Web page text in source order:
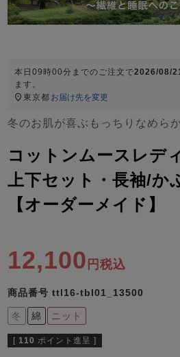
売れ筋ランキング
- Item Ranking -
すべての季節のパジャマ一
すべてのキッ
パジャマ
き
本日09時00分 までのご注文で2026/08/
ます。
東京都 お届け先を変更
冬のお肌が喜ぶもっちりなめら
コットンムースレデ
上下セット・長袖/か
【オーダーメイド】
12,100 税込
商品番号 ttl16-tbl01_13500
冬 綿 ニット
[ 110 ポイント進呈 ]